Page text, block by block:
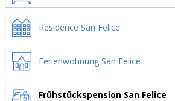
Residence San Felice
Ferienwohnung San Felice
Frühstückspension San Felice